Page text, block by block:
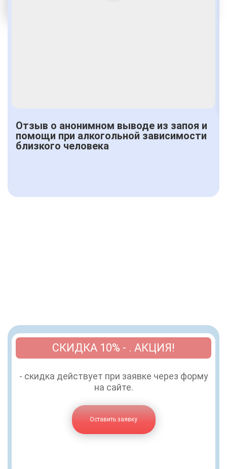
Отзыв о анонимном выводе из запоя и
помощи при алкогольной зависимости
близкого человека
СКИДКА 10% - . АКЦИЯ!
- скидка действует при заявке через форму
на сайте.
Оставить заявку